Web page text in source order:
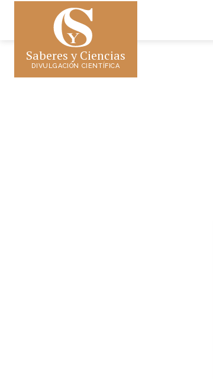
Saberes y Ciencias
DIVULGACIÓN CIENTÍFICA